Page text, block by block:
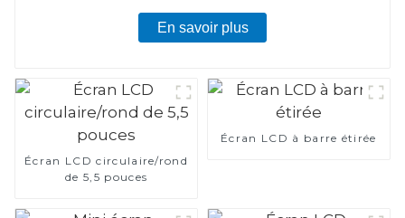
En savoir plus
Écran LCD circulaire/rond
de 5,5 pouces
Écran LCD à barre étirée